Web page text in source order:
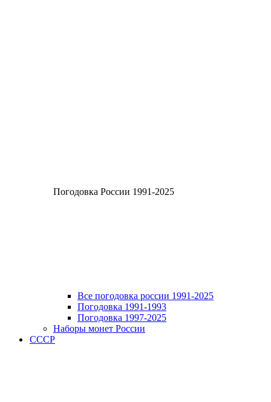
Погодовка России 1991-2025
Все погодовка россии 1991-2025
Погодовка 1991-1993
Погодовка 1997-2025
Наборы монет России
СССР